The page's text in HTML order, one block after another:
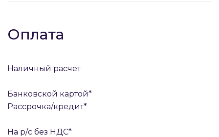
Оплата
Наличный расчет
Банковской картой*
Рассрочка/кредит*
На р/с без НДС*